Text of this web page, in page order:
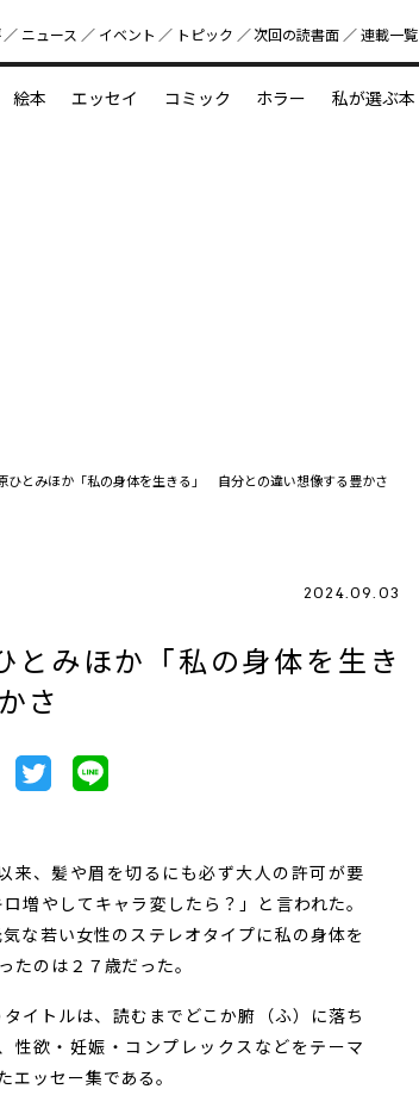
好書好日
ニュース イベント トピック 次回の読書⾯ 連載一覧
絵本 エッセイ コミック ホラー 私が選ぶ本
ひとみほか「私の身体を生きる」 自分との違い想像する豊かさ
2024.09.03
とみほか「私の身体を生き
さ
、髪や眉を切るにも必ず大人の許可が要
増やしてキャラ変したら？」と言われた。
な若い女性のステレオタイプに私の身体を
のは２７歳だった。
イトルは、読むまでどこか腑（ふ）に落ち
性欲・妊娠・コンプレックスなどをテーマ
ッセー集である。